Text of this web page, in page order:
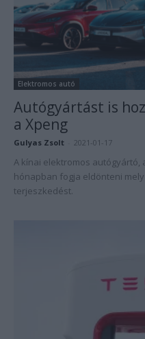
Elektromos autó
Autógyártást is
a Xpeng
Gulyas Zsolt 2021-01-17
A kínai elektromos autógyártó,
hónapban fogja eldönteni
terjeszkedést.